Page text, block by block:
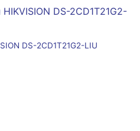
DS-2CD1T21G2-LIU